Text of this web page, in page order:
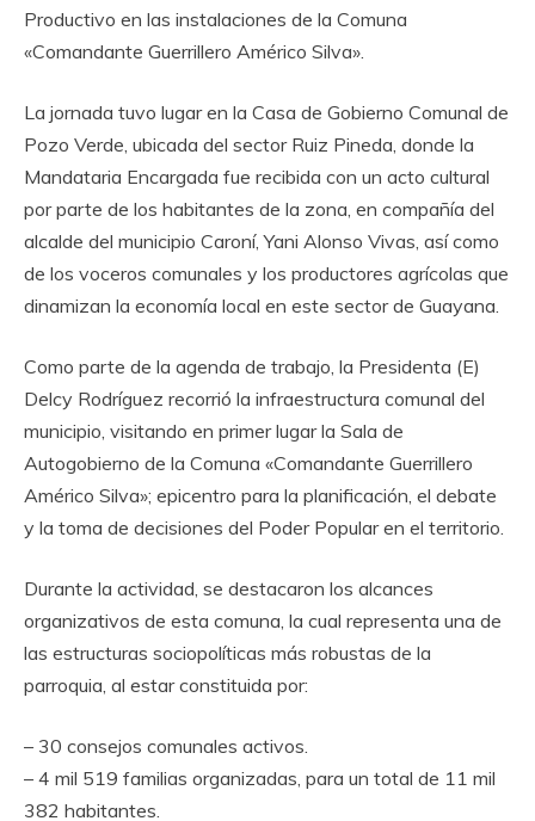
Productivo en las instalaciones de la Comuna
«Comandante Guerrillero Américo Silva».
La jornada tuvo lugar en la Casa de Gobierno Comunal de
Pozo Verde, ubicada del sector Ruiz Pineda, donde la
Mandataria Encargada fue recibida con un acto cultural
por parte de los habitantes de la zona, en compañía del
alcalde del municipio Caroní, Yani Alonso Vivas, así como
de los voceros comunales y los productores agrícolas que
dinamizan la economía local en este sector de Guayana.
Como parte de la agenda de trabajo, la Presidenta (E)
Delcy Rodríguez recorrió la infraestructura comunal del
municipio, visitando en primer lugar la Sala de
Autogobierno de la Comuna «Comandante Guerrillero
Américo Silva»; epicentro para la planificación, el debate
y la toma de decisiones del Poder Popular en el territorio.
Durante la actividad, se destacaron los alcances
organizativos de esta comuna, la cual representa una de
las estructuras sociopolíticas más robustas de la
parroquia, al estar constituida por:
– 30 consejos comunales activos.
– 4 mil 519 familias organizadas, para un total de 11 mil
382 habitantes.